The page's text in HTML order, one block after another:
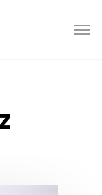
Menu